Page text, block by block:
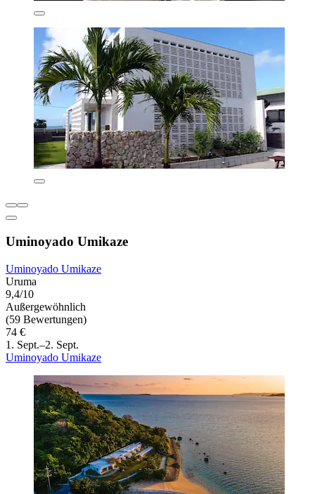
Uminoyado Umikaze
Uminoyado Umikaze
Uruma
9,4/10
Außergewöhnlich
(59 Bewertungen)
74 €
1. Sept.–2. Sept.
Uminoyado Umikaze